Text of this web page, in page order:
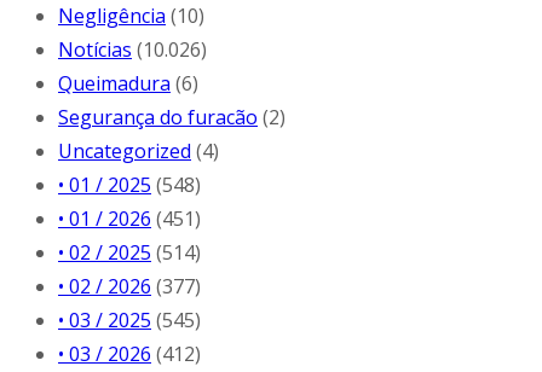
Negligência (10)
Notícias (10.026)
Queimadura (6)
Segurança do furacão (2)
Uncategorized (4)
• 01 / 2025 (548)
• 01 / 2026 (451)
• 02 / 2025 (514)
• 02 / 2026 (377)
• 03 / 2025 (545)
• 03 / 2026 (412)